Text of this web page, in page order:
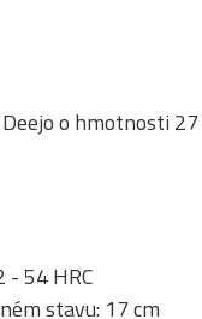
o hmotnosti
- 54 HRC
stavu: 17 cm